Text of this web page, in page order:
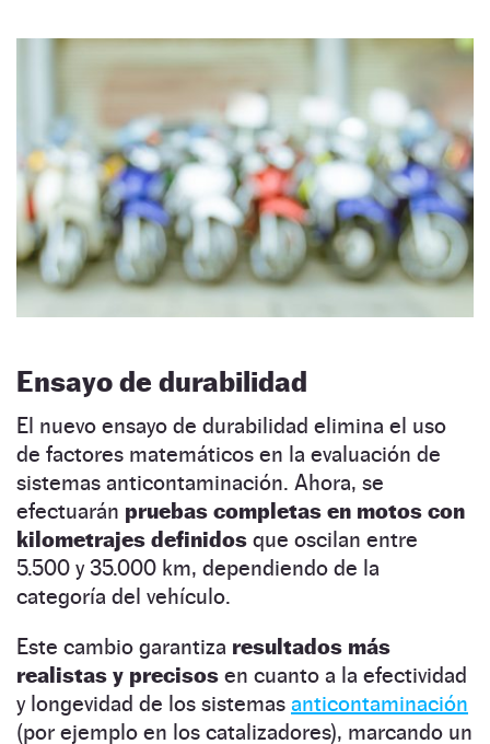
Ensayo de durabilidad
El nuevo ensayo de durabilidad elimina el uso
de factores matemáticos en la evaluación de
sistemas anticontaminación. Ahora, se
efectuarán pruebas completas en motos con
kilometrajes definidos que oscilan entre
5.500 y 35.000 km, dependiendo de la
categoría del vehículo.
Este cambio garantiza resultados más
realistas y precisos en cuanto a la efectividad
y longevidad de los sistemas anticontaminación
(por ejemplo en los catalizadores), marcando un